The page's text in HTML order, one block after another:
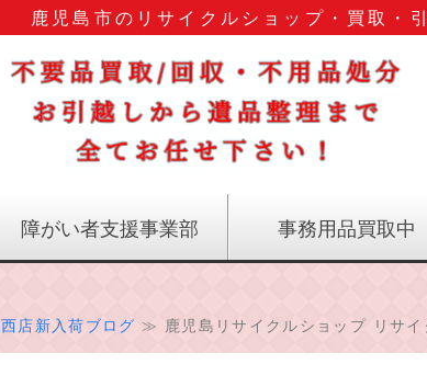
鹿児島市のリサイクルショップ・買取・
障がい者支援事業部 事務用品買取中
店新入荷ブログ ≫ 鹿児島リサイクルショップ リサ